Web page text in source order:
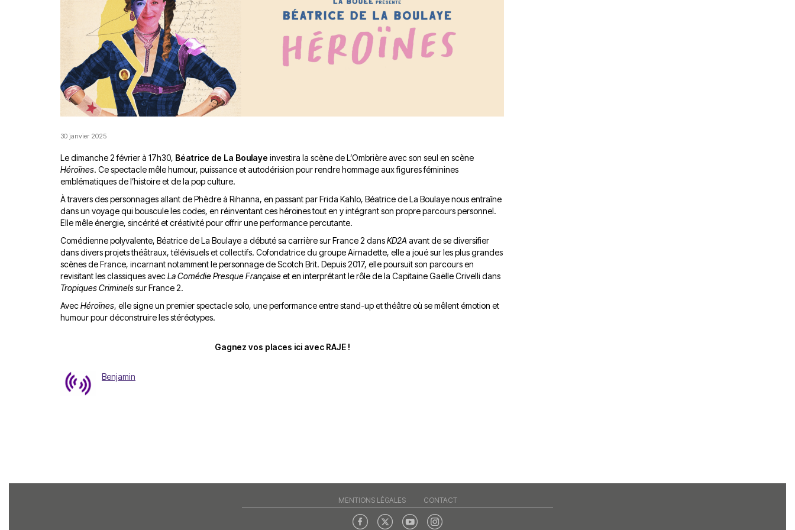
du
Sud
avec
OgLounis
-
découvert
j’étais
ma
16.07.2026
Évènements
30 janvier 2025
Le dimanche 2 février à 17h30, Béatrice de La Boulaye investira la scène de L’Ombrière avec son seul en scène
Héroïnes. Ce spectacle mêle humour, puissance et autodérision pour rendre hommage aux figures féminines
emblématiques de l’histoire et de la pop culture.
À travers des personnages allant de Phèdre à Rihanna, en passant par Frida Kahlo, Béatrice de La Boulaye nous entraîne
dans un voyage qui bouscule les codes, en réinventant ces héroïnes tout en y intégrant son propre parcours personnel.
Elle mêle énergie, sincérité et créativité pour offrir une performance percutante.
Comédienne polyvalente, Béatrice de La Boulaye a débuté sa carrière sur France 2 dansKD2A avant de se diversifier
dans divers projets théâtraux, télévisuels et collectifs. Cofondatrice du groupe Airnadette, elle a joué sur les plus grandes
scènes de France, incarnant notamment le personnage de Scotch Brit. Depuis 2017, elle poursuit son parcours en
revisitant les classiques avecLa Comédie Presque Françaiseet en interprétant le rôle de la Capitaine Gaëlle Crivelli dans
Tropiques Criminelssur France 2.
AvecHéroïnes, elle signe un premier spectacle solo, une performance entre stand-up et théâtre où se mêlent émotion et
humour pour déconstruire les stéréotypes.
Gagnez vos places ici avec RAJE !
Benjamin
MENTIONS LÉGALES CONTACT